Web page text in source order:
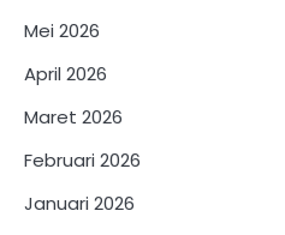
Mei 2026
April 2026
Maret 2026
Februari 2026
Januari 2026